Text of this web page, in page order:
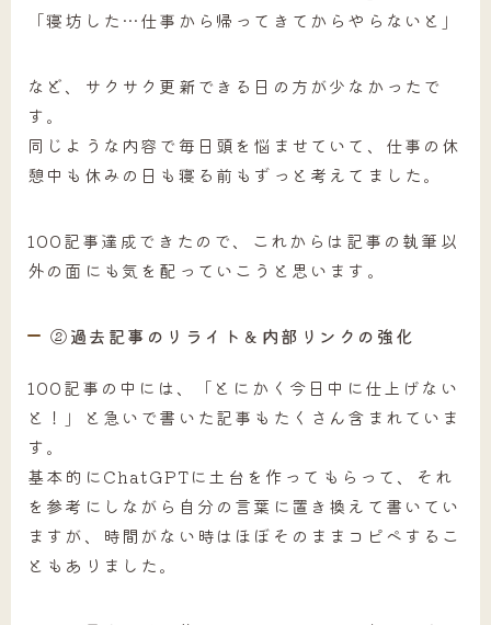
「寝坊した…仕事から帰ってきてからやらないと」
など、サクサク更新できる日の方が少なかったで
す。
同じような内容で毎日頭を悩ませていて、仕事の休
憩中も休みの日も寝る前もずっと考えてました。
100記事達成できたので、これからは記事の執筆以
外の面にも気を配っていこうと思います。
②過去記事のリライト＆内部リンクの強化
100記事の中には、「とにかく今日中に仕上げない
と！」と急いで書いた記事もたくさん含まれていま
す。
基本的にChatGPTに土台を作ってもらって、それ
を参考にしながら自分の言葉に置き換えて書いてい
ますが、時間がない時はほぼそのままコピペするこ
ともありました。